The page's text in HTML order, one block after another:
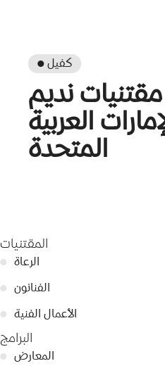
● كفيل
نديم
العربية
المتحدة
المقتنيات
● الرعاة
● الفنانون
● الأعمال الفنية
البرامج
● المعارض